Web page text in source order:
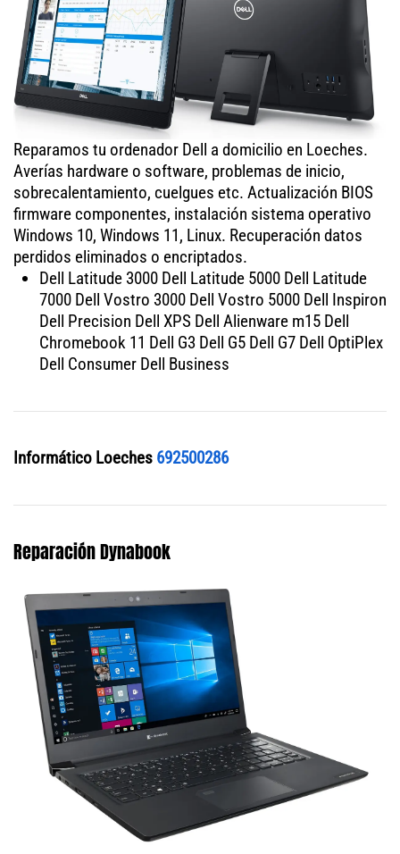
Reparamos tu ordenador Dell a domicilio en Loeches.
Averías hardware o software, problemas de inicio,
sobrecalentamiento, cuelgues etc. Actualización BIOS
firmware componentes, instalación sistema operativo
Windows 10, Windows 11, Linux. Recuperación datos
perdidos eliminados o encriptados.
Dell Latitude 3000 Dell Latitude 5000 Dell Latitude
7000 Dell Vostro 3000 Dell Vostro 5000 Dell Inspiron
Dell Precision Dell XPS Dell Alienware m15 Dell
Chromebook 11 Dell G3 Dell G5 Dell G7 Dell OptiPlex
Dell Consumer Dell Business
Informático Loeches 692500286
Reparación Dynabook